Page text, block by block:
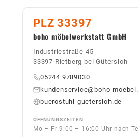
PLZ 33397
boho möbelwerkstatt GmbH
Industriestraße 45
33397 Rietberg bei Gütersloh
05244 9789030
kundenservice@boho-
buerostuhl-guetersloh.de
ÖFFNUNGSZEITEN
Mo – Fr 9:00 – 16:00 Uhr nach